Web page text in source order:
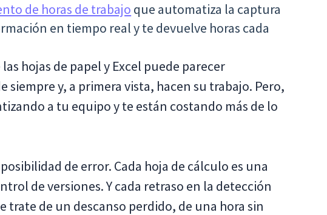
de horas de trabajo que automatiza la captura
en tiempo real y te devuelve horas cada
hojas de papel y Excel puede parecer
siempre y, a primera vista, hacen su trabajo. Pero,
a tu equipo y te están costando más de lo
de error. Cada hoja de cálculo es una
de versiones. Y cada retraso en la detección
trate de un descanso perdido, de una hora sin